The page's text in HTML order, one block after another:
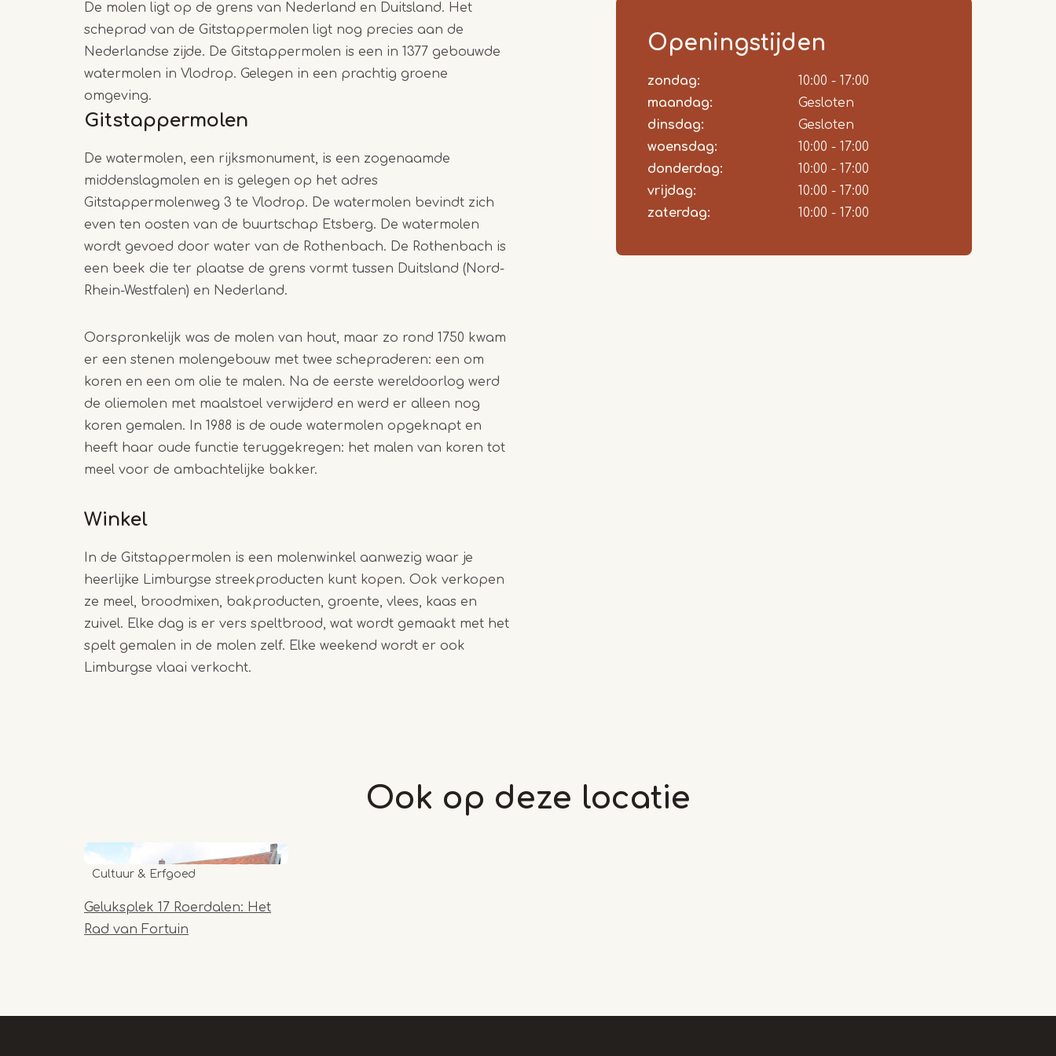
of
3
De molen ligt op de grens van Nederland en Duitsland. Het
scheprad van de Gitstappermolen ligt nog precies aan de
Nederlandse zijde. De Gitstappermolen is een in 1377 gebouwde
watermolen in Vlodrop. Gelegen in een prachtig groene
omgeving.
Gitstappermolen
De watermolen, een rijksmonument, is een zogenaamde
middenslagmolen en is gelegen op het adres
Gitstappermolenweg 3 te Vlodrop. De watermolen bevindt zich
even ten oosten van de buurtschap Etsberg. De watermolen
wordt gevoed door water van de Rothenbach. De Rothenbach is
een beek die ter plaatse de grens vormt tussen Duitsland (Nord-
Rhein-Westfalen) en Nederland.
Oorspronkelijk was de molen van hout, maar zo rond 1750 kwam
er een stenen molengebouw met twee schepraderen: een om
koren en een om olie te malen. Na de eerste wereldoorlog werd
de oliemolen met maalstoel verwijderd en werd er alleen nog
koren gemalen. In 1988 is de oude watermolen opgeknapt en
heeft haar oude functie teruggekregen: het malen van koren tot
meel voor de ambachtelijke bakker.
Winkel
In de Gitstappermolen is een molenwinkel aanwezig waar je
heerlijke Limburgse streekproducten kunt kopen. Ook verkopen
ze meel, broodmixen, bakproducten, groente, vlees, kaas en
zuivel. Elke dag is er vers speltbrood, wat wordt gemaakt met het
spelt gemalen in de molen zelf. Elke weekend wordt er ook
Limburgse vlaai verkocht.
Openingstijden
Dag
Time
slot
Reactie
zondag:
10:00 - 17:00
maandag:
Gesloten
dinsdag:
Gesloten
woensdag:
10:00 - 17:00
donderdag:
10:00 - 17:00
vrijdag:
10:00 - 17:00
zaterdag:
10:00 - 17:00
Ook op deze locatie
Geluksplek 17 Roerdalen: Het
Rad van Fortuin
Cultuur & Erfgoed